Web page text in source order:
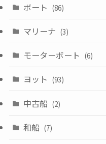
ボート (86)
マリーナ (3)
モーターボート (6)
ヨット (93)
中古船 (2)
和船 (7)